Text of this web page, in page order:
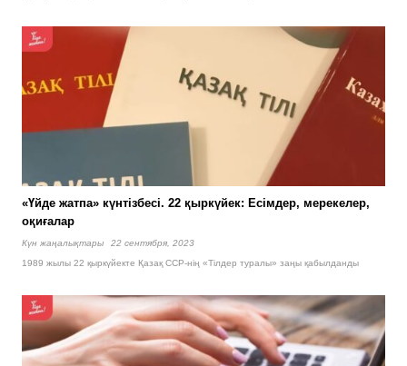
«Үйде жатпа» күнтізбесі. 22 қыркүйек: Есімдер, мерекелер,
оқиғалар
Күн жаңалықтары
22 сентября, 2023
1989 жылы 22 қыркүйекте Қазақ ССР-нің «Тілдер туралы» заңы қабылданды